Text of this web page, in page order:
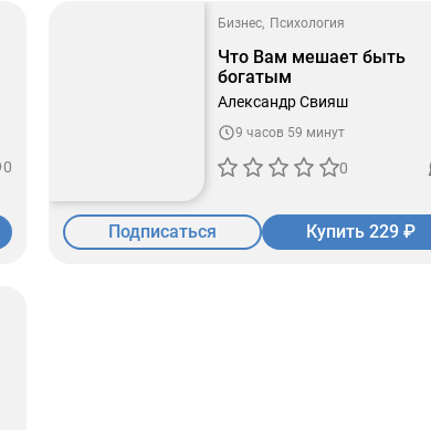
0
Бизнес Психология
Что Вам мешает быть
богатым
Александр Свияш
9 часов 59 минут
0
Подписаться Купить 229 ₽